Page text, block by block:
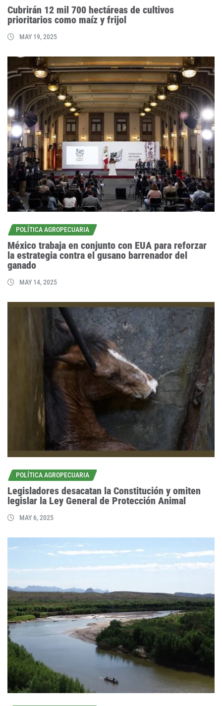
Cubrirán 12 mil 700 hectáreas de cultivos
prioritarios como maíz y frijol
MAY 19, 2025
POLÍTICA AGROPECUARIA
México trabaja en conjunto con EUA para reforzar
la estrategia contra el gusano barrenador del
ganado
MAY 14, 2025
POLÍTICA AGROPECUARIA
Legisladores desacatan la Constitución y omiten
legislar la Ley General de Protección Animal
MAY 6, 2025